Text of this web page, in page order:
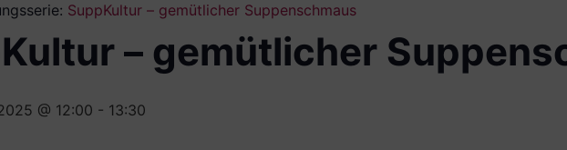
SuppKultur – gemütlicher Suppenschmaus
– gemütlicher
@ 12:00 - 13:30